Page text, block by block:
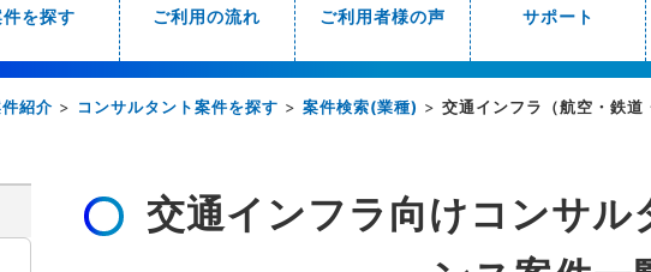
件を探す ご利用の流れ ご利用者様の声 サポート
紹介 > コンサルタント案件を探す > 案件検索(業種) > 交通インフラ（航空・鉄道
交通インフラ向けコンサル